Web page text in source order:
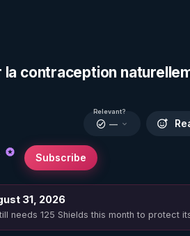
contraception
Subscribe
Relevant?
—
31, 2026
needs 125 Shields this month to protect